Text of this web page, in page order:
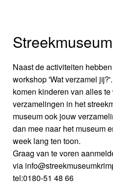
Naast de activiteiten
workshop 'Wat verzamel
komen kinderen van alles
verzamelingen in het
museum ook jouw
dan mee naar het museum
week lang ten toon.
Graag van te voren
via
tel:0180-51 48 66